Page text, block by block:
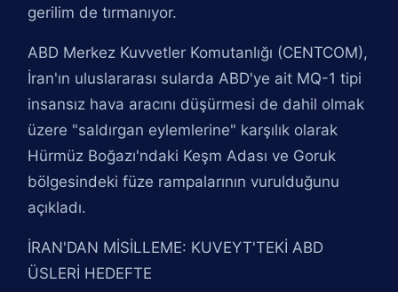
gerilim de tırmanıyor.
ABD Merkez Kuvvetler Komutanlığı (CENTCOM),
İran'ın uluslararası sularda ABD'ye ait MQ-1 tipi
insansız hava aracını düşürmesi de dahil olmak
üzere "saldırgan eylemlerine" karşılık olarak
Hürmüz Boğazı'ndaki Keşm Adası ve Goruk
bölgesindeki füze rampalarının vurulduğunu
açıkladı.
İRAN'DAN MİSİLLEME: KUVEYT'TEKİ ABD
ÜSLERİ HEDEFTE